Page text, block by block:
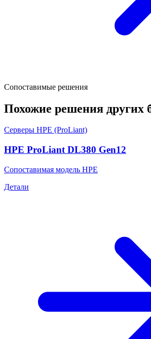
Сопоставимые решения
Похожие решения других
Серверы HPE (ProLiant)
HPE ProLiant DL380 Gen12
Сопоставимая модель HPE
Детали